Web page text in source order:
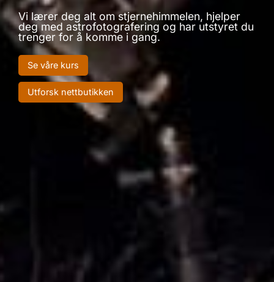
Vi lærer deg alt om stjernehimmelen, hjelper
deg med astrofotografering og har utstyret du
trenger for å komme i gang.
Se våre kurs
Utforsk nettbutikken